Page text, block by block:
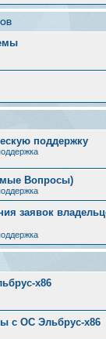
поддержку
Вопросы)
заявок
x86
с ОС Эльбрус-x86